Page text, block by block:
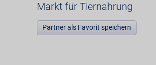
Markt für Tiernahrung
Partner als Favorit speichern